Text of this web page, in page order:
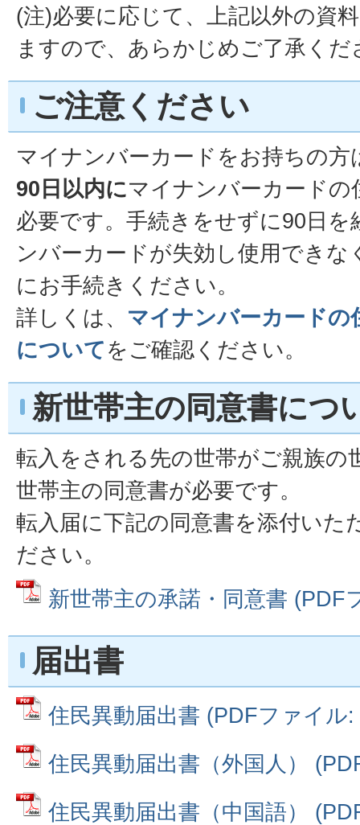
(注)必要に応じて、上記以外の資
ますので、あらかじめご了承くだ
ご注意ください
マイナンバーカードをお持ちの方
90日以内にマイナンバーカードの
必要です。手続きをせずに90日
ンバーカードが失効し使用できな
にお手続きください。
詳しくは、 マイナンバーカードの
についてをご確認ください。
新世帯主の同意書につ
転入をされる先の世帯がご親族の
世帯主の同意書が必要です。
転入届に下記の同意書を添付いた
ださい。
新世帯主の承諾・同意書 (PDF
届出書
住民異動届出書 (PDFファイル
住民異動届出書（外国人）
住民異動届出書（中国語）